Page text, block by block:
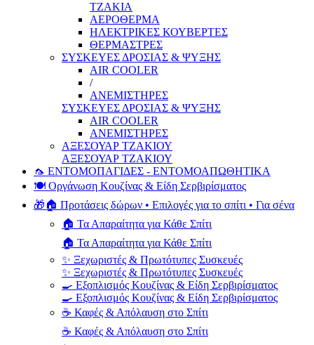
ΤΖΑΚΙΑ
ΑΕΡΟΘΕΡΜΑ
ΗΛΕΚΤΡΙΚΕΣ ΚΟΥΒΕΡΤΕΣ
ΘΕΡΜΑΣΤΡΕΣ
ΣΥΣΚΕΥΕΣ ΔΡΟΣΙΑΣ & ΨΥΞΗΣ
AIR COOLER
/
ΑΝΕΜΙΣΤΗΡΕΣ
ΣΥΣΚΕΥΕΣ ΔΡΟΣΙΑΣ & ΨΥΞΗΣ
AIR COOLER
ΑΝΕΜΙΣΤΗΡΕΣ
ΑΞΕΣΟΥΑΡ ΤΖΑΚΙΟΥ
ΑΞΕΣΟΥΑΡ ΤΖΑΚΙΟΥ
🦟 ΕΝΤΟΜΟΠΑΓΙΔΕΣ - ΕΝΤΟΜΟΑΠΩΘΗΤΙΚΑ
🍽️ Οργάνωση Κουζίνας & Είδη Σερβιρίσματος
🎁🏠 Προτάσεις δώρων • Επιλογές για το σπίτι • Για σένα
🏠 Τα Απαραίτητα για Κάθε Σπίτι
🏠 Τα Απαραίτητα για Κάθε Σπίτι
✨ Ξεχωριστές & Πρωτότυπες Συσκευές
✨ Ξεχωριστές & Πρωτότυπες Συσκευές
🍳 Εξοπλισμός Κουζίνας & Είδη Σερβιρίσματος
🍳 Εξοπλισμός Κουζίνας & Είδη Σερβιρίσματος
☕ Καφές & Απόλαυση στο Σπίτι
☕ Καφές & Απόλαυση στο Σπίτι